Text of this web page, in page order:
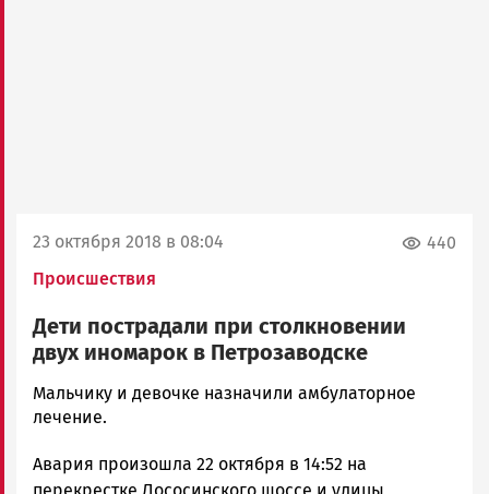
23 октября 2018 в 08:04
Происшествия
440
Дети пострадали при столкновении
двух иномарок в Петрозаводске
Алексей
Смирнов
Петрозаводска
и
Мальчику и девочке назначили амбулаторное
лечение.
Авария произошла 22 октября в 14:52 на